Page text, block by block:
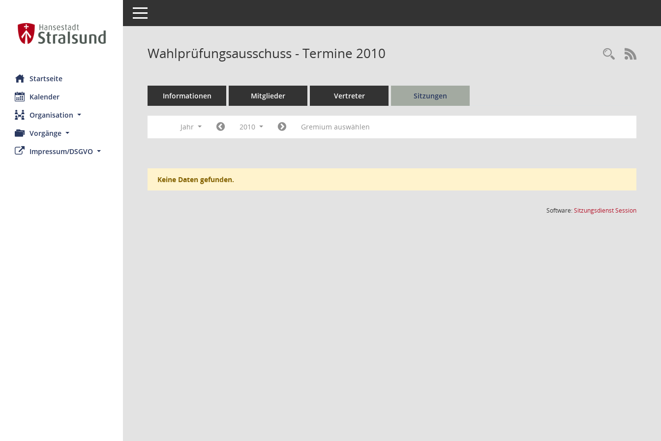
Startseite
Kalender
Organisation
Vorgänge
Impressum/DSGVO
Toggle navigation
Wahlprüfungsausschuss - Termine 2010
Informationen Mitglieder Vertreter Sitzungen
Jahr 2010 Gremium auswählen
Keine Daten gefunden.
Software:SitzungsdienstSession(Wird in